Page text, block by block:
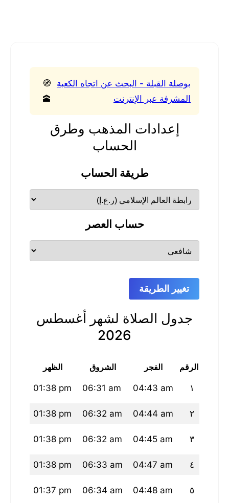
بوصلة القبلة - البحث عن اتجاه الكعبة
المشرفة عبر الإنترنت
🧭
🕋
إعدادات المذهب وطرق
الحساب
طريقة الحساب
حساب العصر
تغيير الطريقة
جدول الصلاة لشهر أغسطس
2026
الرقم الفجر الشروق الظهر
١ 04:43 am
06:31 am
01:38 pm
٢ 04:44 am
06:32 am
01:38 pm
٣ 04:45 am
06:32 am
01:38 pm
٤ 04:47 am
06:33 am
01:38 pm
٥ 04:48 am
06:34 am
01:37 pm